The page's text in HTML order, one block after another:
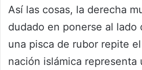
Así las cosas, la derecha
dudado en ponerse al lado
una pisca de rubor repite
nación islámica representa